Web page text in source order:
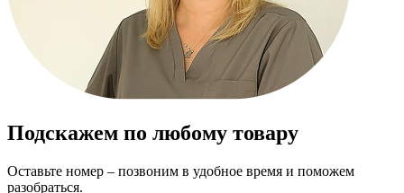
Подскажем по любому товару
Оставьте номер – позвоним в удобное время и поможем
разобраться.